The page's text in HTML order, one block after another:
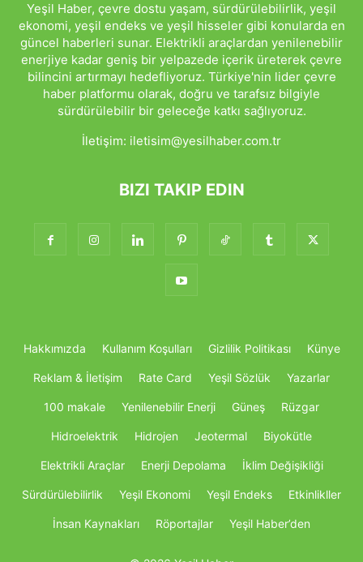
Yeşil Haber, çevre dostu yaşam, sürdürülebilirlik, yeşil
ekonomi, yeşil endeks ve yeşil hisseler gibi konularda en
güncel haberleri sunar. Elektrikli araçlardan yenilenebilir
enerjiye kadar geniş bir yelpazede içerik üreterek çevre
bilincini artırmayı hedefliyoruz. Türkiye'nin lider çevre
haber platformu olarak, doğru ve tarafsız bilgiyle
sürdürülebilir bir geleceğe katkı sağlıyoruz.
İletişim: iletisim@yesilhaber.com.tr
BIZI TAKIP EDIN
Hakkımızda Kullanım Koşulları Gizlilik Politikası Künye
Reklam & İletişim Rate Card Yeşil Sözlük Yazarlar
100 makale Yenilenebilir Enerji Güneş Rüzgar
Hidroelektrik Hidrojen Jeotermal Biyokütle
Elektrikli Araçlar Enerji Depolama İklim Değişikliği
Sürdürülebilirlik Yeşil Ekonomi Yeşil Endeks Etkinlikller
İnsan Kaynakları Röportajlar Yeşil Haber’den